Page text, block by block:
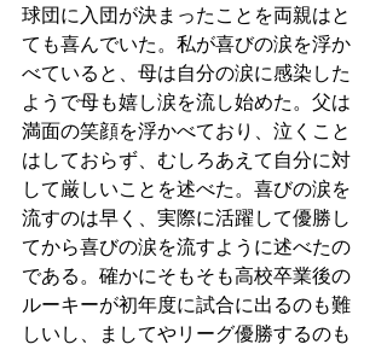
球団に入団が決まったことを両親はと
ても喜んでいた。私が喜びの涙を浮か
べていると、母は自分の涙に感染した
ようで母も嬉し涙を流し始めた。父は
満面の笑顔を浮かべており、泣くこと
はしておらず、むしろあえて自分に対
して厳しいことを述べた。喜びの涙を
流すのは早く、実際に活躍して優勝し
てから喜びの涙を流すように述べたの
である。確かにそもそも高校卒業後の
ルーキーが初年度に試合に出るのも難
しいし、ましてやリーグ優勝するのも